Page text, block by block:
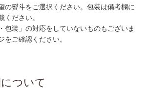
の熨斗をご選択ください。包装は備考欄に
ください。
包装」の対応をしていないものもございま
をご確認ください。
ついて